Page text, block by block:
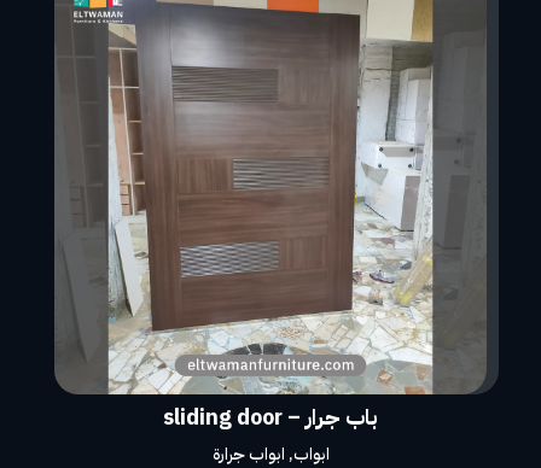
باب جرار – sliding door
ابواب, ابواب جرارة